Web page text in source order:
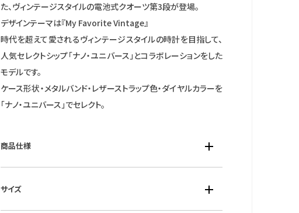
た、ヴィンテージスタイルの電池式クオーツ第3段が登場。
デザインテーマは『My Favorite Vintage』
時代を超えて愛されるヴィンテージスタイルの時計を目指して、
人気セレクトシップ「ナノ・ユニバース」とコラボレーションをした
モデルです。
ケース形状・メタルバンド・レザーストラップ色・ダイヤルカラーを
「ナノ・ユニバース」でセレクト。
商品仕様
■風防素材： ハードレックス
■ベルト素材：レザー
サイズ